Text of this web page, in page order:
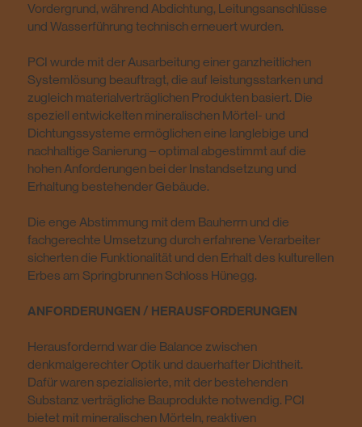
Vordergrund, während Abdichtung, Leitungsanschlüsse
und Wasserführung technisch erneuert wurden.
PCI wurde mit der Ausarbeitung einer ganzheitlichen
Systemlösung beauftragt, die auf leistungsstarken und
zugleich materialverträglichen Produkten basiert. Die
speziell entwickelten mineralischen Mörtel- und
Dichtungssysteme ermöglichen eine langlebige und
nachhaltige Sanierung – optimal abgestimmt auf die
hohen Anforderungen bei der Instandsetzung und
Erhaltung bestehender Gebäude.
Die enge Abstimmung mit dem Bauherrn und die
fachgerechte Umsetzung durch erfahrene Verarbeiter
sicherten die Funktionalität und den Erhalt des kulturellen
Erbes am Springbrunnen Schloss Hünegg.
ANFORDERUNGEN / HERAUSFORDERUNGEN
Herausfordernd war die Balance zwischen
denkmalgerechter Optik und dauerhafter Dichtheit.
Dafür waren spezialisierte, mit der bestehenden
Substanz verträgliche Bauprodukte notwendig. PCI
bietet mit mineralischen Mörteln, reaktiven